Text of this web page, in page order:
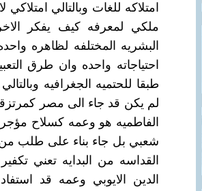
امتلاكه للغات وبالتالي
ملكي لمعرفه كيف يفكر
البشريه المختلفه لظاهره
احتياجاته واحده وان طرق
طبقا للحتميه الجغرافيه
لم يكن قد جاء الى مصر كمرتزقه
الفاطميه هو وعمه كسلاح
شعبي بل جاء بناء على طلب
القداسه من البدايه تعني
الدين الايوبي وعمه قد